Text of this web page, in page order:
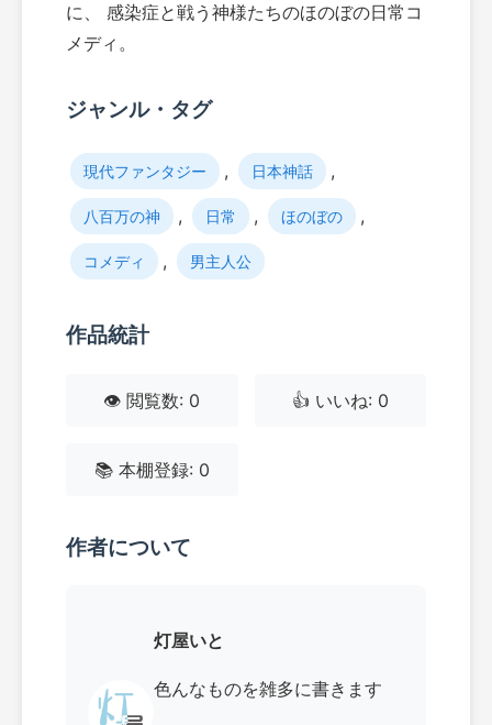
に、 感染症と戦う神様たちのほのぼの日常コ
メディ。
ジャンル・タグ
現代ファンタジー , 日本神話 ,
八百万の神 , 日常 , ほのぼの ,
コメディ , 男主人公
作品統計
👁️ 閲覧数: 0 👍 いいね: 0
📚 本棚登録: 0
作者について
灯屋いと
色んなものを雑多に書きます